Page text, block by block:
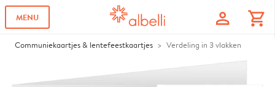
MENU profile shopping_cart
Communiekaartjes & lentefeestkaartjes Verdeling in 3 vlakken